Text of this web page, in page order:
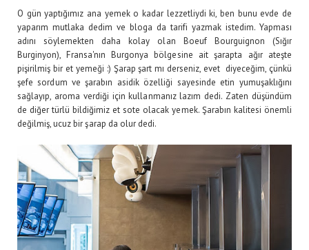
O gün yaptığımız ana yemek o kadar lezzetliydi ki, ben bunu evde de
yaparım mutlaka dedim ve bloga da tarifi yazmak istedim. Yapması
adını söylemekten daha kolay olan Boeuf Bourguignon (Sığır
Burginyon), Fransa'nın Burgonya bölgesine ait şarapta ağır ateşte
pişirilmiş bir et yemeği :) Şarap şart mı derseniz, evet diyeceğim, çünkü
şefe sordum ve şarabın asidik özelliği sayesinde etin yumuşaklığını
sağlayıp, aroma verdiği için kullanmanız lazım dedi. Zaten düşündüm
de diğer türlü bildiğimiz et sote olacak yemek. Şarabın kalitesi önemli
değilmiş, ucuz bir şarap da olur dedi.